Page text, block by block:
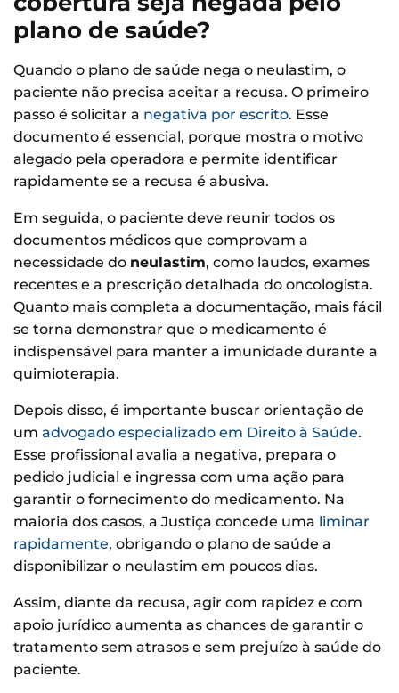
plano de saúde?
Quando o plano de saúde nega o neulastim, o
paciente não precisa aceitar a recusa. O primeiro
passo é solicitar a negativa por escrito. Esse
documento é essencial, porque mostra o motivo
alegado pela operadora e permite identificar
rapidamente se a recusa é abusiva.
Em seguida, o paciente deve reunir todos os
documentos médicos que comprovam a
necessidade do neulastim, como laudos, exames
recentes e a prescrição detalhada do oncologista.
Quanto mais completa a documentação, mais fácil
se torna demonstrar que o medicamento é
indispensável para manter a imunidade durante a
quimioterapia.
Depois disso, é importante buscar orientação de
um advogado especializado em Direito à Saúde.
Esse profissional avalia a negativa, prepara o
pedido judicial e ingressa com uma ação para
garantir o fornecimento do medicamento. Na
maioria dos casos, a Justiça concede uma liminar
rapidamente, obrigando o plano de saúde a
disponibilizar o neulastim em poucos dias.
Assim, diante da recusa, agir com rapidez e com
apoio jurídico aumenta as chances de garantir o
tratamento sem atrasos e sem prejuízo à saúde do
paciente.